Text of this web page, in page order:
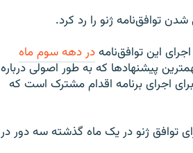
این توافق‌نامهدر دهه سوم ماه
از مهمترین پیشنهادها که به طور اصولی درباره
تعیین تاریخ ۲۰ ژانویه (۳۰ دی‌ماه) برای اجرای برنامه اقدام مشترک است که
سازوکار اجرای توافق ژنو در یک ماه گذشته سه دور در